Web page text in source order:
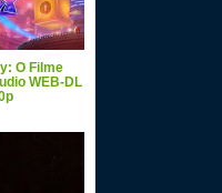
O Filme
WEB-DL